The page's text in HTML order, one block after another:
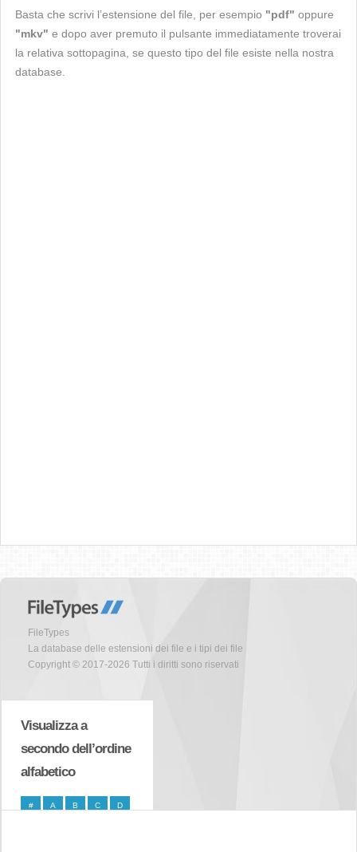
Basta che scrivi l’estensione del file, per esempio "pdf" oppure
"mkv" e dopo aver premuto il pulsante immediatamente troverai
la relativa sottopagina, se questo tipo del file esiste nella nostra
database.
FileTypes
La database delle estensioni dei file e i tipi dei file
Copyright © 2017-2026 Tutti i diritti sono riservati
Visualizza a
secondo dell’ordine
alfabetico
# A B C D